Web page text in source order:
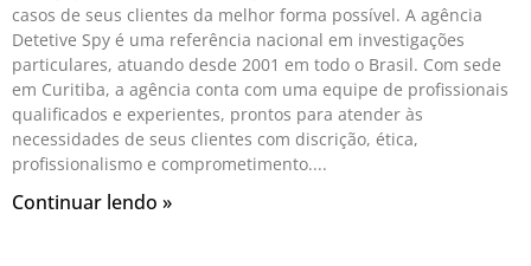
casos de seus clientes da melhor forma possível. A agência
Detetive Spy é uma referência nacional em investigações
particulares, atuando desde 2001 em todo o Brasil. Com sede
em Curitiba, a agência conta com uma equipe de profissionais
qualificados e experientes, prontos para atender às
necessidades de seus clientes com discrição, ética,
profissionalismo e comprometimento.
Continuar lendo »